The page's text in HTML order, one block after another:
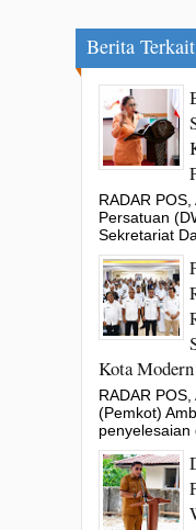
Berita Terkait
RADAR
Persatuan
Sekretariat
Kota Modern
RADAR
(Pemkot)
penyelesaian